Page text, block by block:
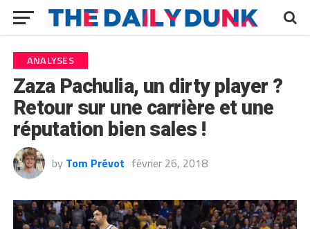
ANALYSES
Zaza Pachulia, un dirty player ?
Retour sur une carrière et une
réputation bien sales !
by Tom Prévot février 26, 2018